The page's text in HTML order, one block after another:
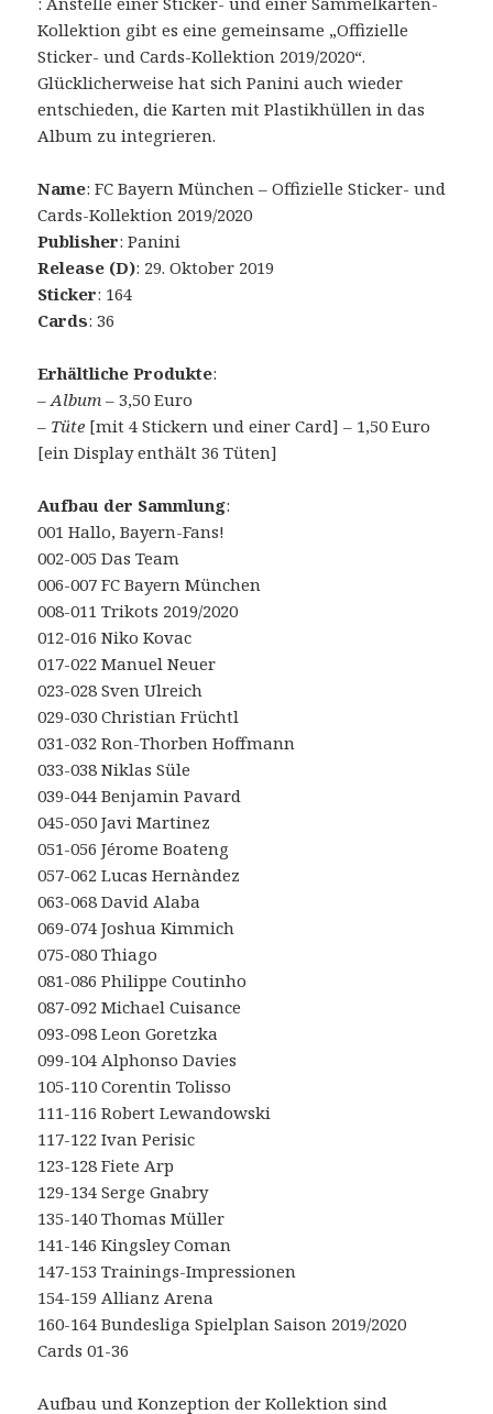
Kollektion gibt es eine gemeinsame „Offizielle
Sticker- und Cards-Kollektion 2019/2020“.
Glücklicherweise hat sich Panini auch wieder
entschieden, die Karten mit Plastikhüllen in das
Album zu integrieren.
Name: FC Bayern München – Offizielle Sticker- und
Cards-Kollektion 2019/2020
Publisher: Panini
Release (D): 29. Oktober 2019
Sticker: 164
Cards: 36
Erhältliche Produkte:
–Album – 3,50 Euro
– Tüte [mit 4 Stickern und einer Card] – 1,50 Euro
[ein Display enthält 36 Tüten]
Aufbau der Sammlung:
001 Hallo, Bayern-Fans!
002-005 Das Team
006-007 FC Bayern München
008-011 Trikots 2019/2020
012-016 Niko Kovac
017-022 Manuel Neuer
023-028 Sven Ulreich
029-030 Christian Früchtl
031-032 Ron-Thorben Hoffmann
033-038 Niklas Süle
039-044 Benjamin Pavard
045-050 Javi Martinez
051-056 Jérome Boateng
057-062 Lucas Hernàndez
063-068 David Alaba
069-074 Joshua Kimmich
075-080 Thiago
081-086 Philippe Coutinho
087-092 Michael Cuisance
093-098 Leon Goretzka
099-104 Alphonso Davies
105-110 Corentin Tolisso
111-116 Robert Lewandowski
117-122 Ivan Perisic
123-128 Fiete Arp
129-134 Serge Gnabry
135-140 Thomas Müller
141-146 Kingsley Coman
147-153 Trainings-Impressionen
154-159 Allianz Arena
160-164 Bundesliga Spielplan Saison 2019/2020
Cards 01-36
Aufbau und Konzeption der Kollektion sind